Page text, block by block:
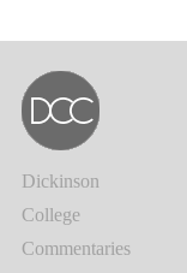
Dickinson
College
Commentaries